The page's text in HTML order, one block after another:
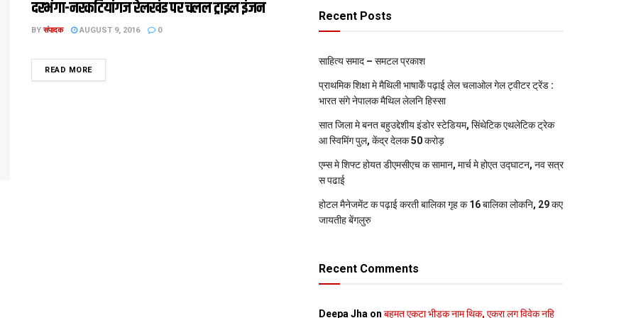
दरभंगा-नरकटियांगज रेलखंड पर चलल ट्राइल इंजन
BY संपादक AUGUST 9, 2016 0
READ MOREDETAILS
Recent Posts
साहित्य समाद – समटल प्रकाश
प्राथमिक शि‍क्षा मे मैथि‍ली भाषाकेँ पढ़ाई लेल चलाओल गेल ट्वीटर ट्रेंड :
भारत संगे नेपालक मैथिल लेलनि हिस्सा
सात जिला मे बनत बहुउद्देशीय इंडोर स्‍टेडि‍यम, सिंथेटिक एथलेटिक ट्रेक
आ स्विमिंग पुल, केंद्र देलक 50 करोड़
एम्स मे शिफ्ट होयत डीएमसीएच क सामान, मार्च मे होएत उद्घाटन, नव सत्र
स पढाई
होटल मैनेजमेंट क पढ़ाई करती बालिका गृह क 16 बालिका लोकनि, 29 कए
जायतीह बेंगलुरु
Recent Comments
Deepa Jha on बहुमत एकटा भीड़क नाम थिक, एकरा लग विवेक नहि